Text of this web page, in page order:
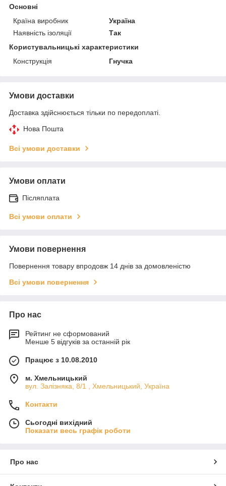
Основні
Країна виробник
Україна
Наявність ізоляції
Так
Користувальницькі характеристики
Конструкція
Гнучка
Умови доставки
Доставка здійснюється тільки по передоплаті.
Нова Пошта
Всі умови доставки
Умови оплати
Післяплата
Всі умови оплати
Умови повернення
Повернення товару впродовж 14 днів за домовленістю
Всі умови повернення
Про нас
Рейтинг не сформований
Менше 5 відгуків за останній рік
Працює з 10.08.2010
м. Хмельницький
вул. Залізняка, 8/1 , Хмельницький, Україна
Контакти
Сьогодні вихідний
Показати весь графік роботи
Про нас